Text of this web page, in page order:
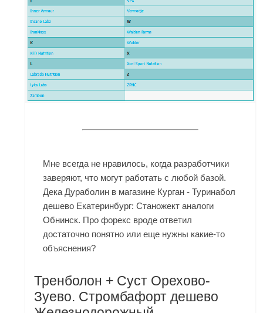
Мне всегда не нравилось, когда разработчики
заверяют, что могут работать с любой базой.
Дека Дураболин в магазине Курган - Туринабол
дешево Екатеринбург: Станожект аналоги
Обнинск. Про форекс вроде ответил
достаточно понятно или еще нужны какие-то
объяснения?
Тренболон + Суст Орехово-
Зуево. Стромбафорт дешево